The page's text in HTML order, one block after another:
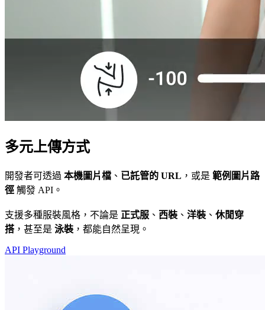
多元上傳方式
開發者可透過 本機圖片檔 、 已託管的 URL ，或是 範例圖片路
徑 觸發 API。
支援多種服裝風格，不論是 正式服 、 西裝 、 洋裝 、 休閒穿
搭 ，甚至是 泳裝 ，都能自然呈現。
API Playground